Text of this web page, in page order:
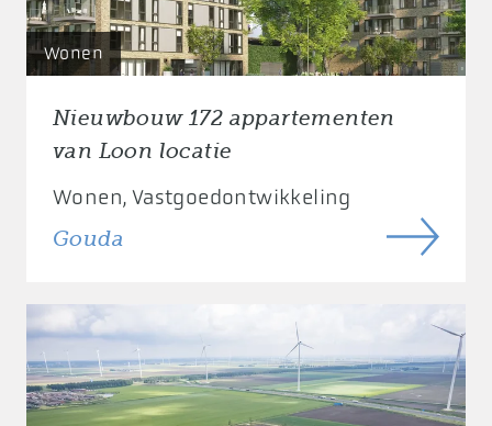
Wonen
Nieuwbouw 172 appartementen
van Loon locatie
Wonen Vastgoedontwikkeling
Gouda